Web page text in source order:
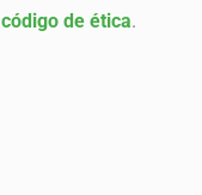
código de ética.